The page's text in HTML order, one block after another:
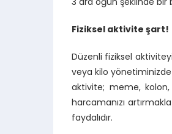
Fiziksel aktivite şart!
Düzenli fiziksel
veya kilo yönetiminizde
aktivite; meme,
harcamanızı
faydalıdır.